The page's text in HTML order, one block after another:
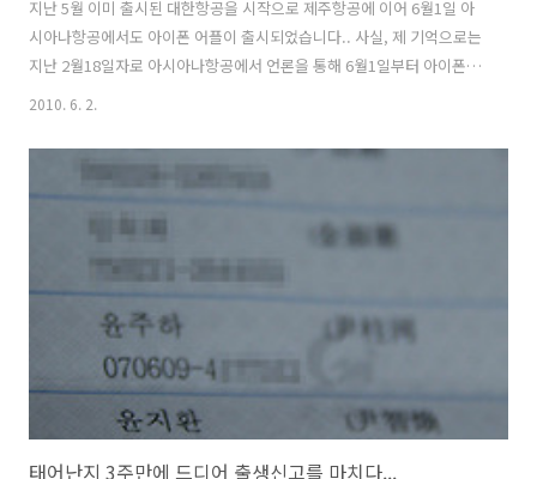
지난 5월 이미 출시된 대한항공을 시작으로 제주항공에 이어 6월1일 아
시아나항공에서도 아이폰 어플이 출시되었습니다.. 사실, 제 기억으로는
지난 2월18일자로 아시아나항공에서 언론을 통해 6월1일부터 아이폰 어
플리케이션 서비스를 제공하겠다며, 국내 항공사 중에서는 제일 먼저 발
지막으로 출시가 되었군요... 출시된 어플들은 항공사의 기본 서비스 어
플이다보니, 제공하는 기능도 비슷합니다. 먼저 어플의 아이콘을 보면..
다. 위의 화면은 각 어플을 실행했을 때의 인트로(로딩) 화면입니다. 각
사의 분위기를 적절히 잘 표현한 듯 합니다. 앞서도 언급했듯이, 항공사
마다 약간씩의..
2010. 6. 2.
태어난지 3주만에 드디어 출생신고를 마치다...